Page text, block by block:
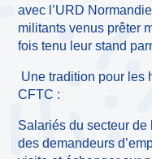
avec l’URD
militants venus prêter
fois tenu leur stand
Une tradition pour les
CFTC :
Salariés du secteur
des demandeurs